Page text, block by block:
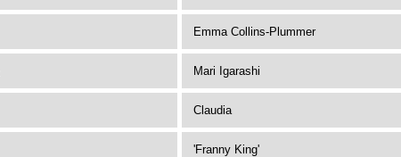
Emma Collins-Plummer
Mari Igarashi
Claudia
'Franny King'